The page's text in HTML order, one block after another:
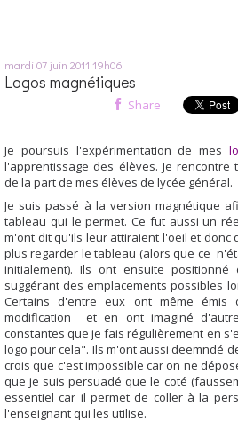
mardi 07 juin 2011 19h06
Logos magnétiques
Share
Je poursuis l'expérimentation de mes
l'apprentissage des élèves. Je
de la part de mes élèves de lycée général.
Je suis passé à la version magnétique
tableau qui le permet. Ce fut aussi un
m'ont dit qu'ils leur attiraient l'oeil et donc
plus regarder le tableau (alors que ce
initialement). Ils ont ensuite positionné
suggérant des emplacements possibles
Certains d'entre eux ont même émis
modification et en ont imaginé
constantes que je fais régulièrement en
logo pour cela". Ils m'ont aussi deemndé
crois que c'est impossible car on ne
que je suis persuadé que le coté
essentiel car il permet de coller à la
l'enseignant qui les utilise.